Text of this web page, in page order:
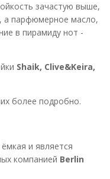
зачастую выше,
а парфюмерное масло,
в пирамиду нот -
Shaik, Clive&Keira,
более подробно.
и является
компанией Berlin